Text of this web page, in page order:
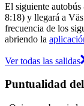
El siguiente autobús
8:18) y llegará a
frecuencia de los
abriendo la
Ver todas las salidas
Puntualidad